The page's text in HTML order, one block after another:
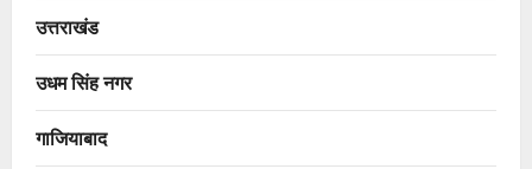
उत्तराखंड
उधम सिंह नगर
गाजियाबाद